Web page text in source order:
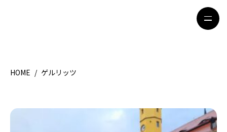
HOME
留学＆キャリア
HOME / ゲルリッツ